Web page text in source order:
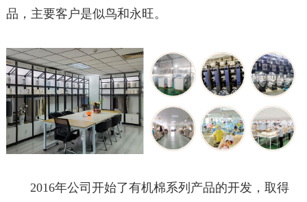
品，主要客户是似鸟和永旺。
2016年公司开始了有机棉系列产品的开发，取得